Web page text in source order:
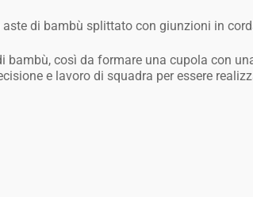
di bambù splittato con giunzioni in
così da formare una cupola con
e lavoro di squadra per essere